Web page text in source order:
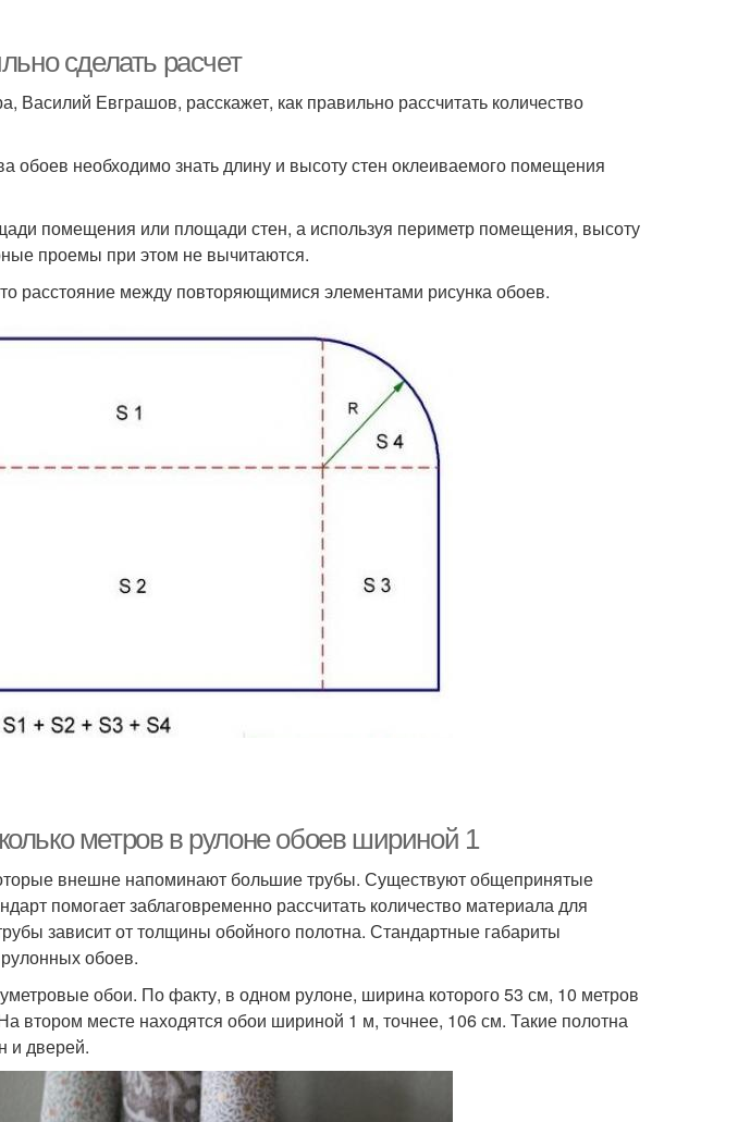
сделать расчет
Василий Евграшов, расскажет, как правильно рассчитать количество
обоев необходимо знать длину и высоту стен оклеиваемого помещения
помещения или площади стен, а используя периметр помещения, высоту
проемы при этом не вычитаются.
расстояние между повторяющимися элементами рисунка обоев.
метров в рулоне обоев шириной 1
внешне напоминают большие трубы. Существуют общепринятые
помогает заблаговременно рассчитать количество материала для
зависит от толщины обойного полотна. Стандартные габариты
обоев.
обои. По факту, в одном рулоне, ширина которого 53 см, 10 метров
втором месте находятся обои шириной 1 м, точнее, 106 см. Такие полотна
и дверей.